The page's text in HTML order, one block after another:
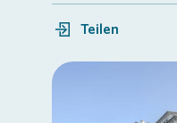
Teilen